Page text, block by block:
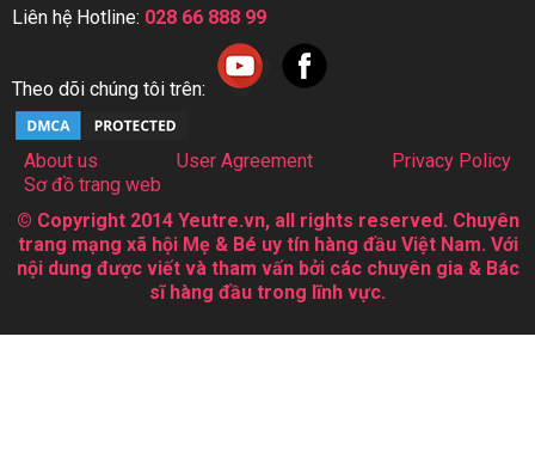
Liên hệ Hotline: 028 66 888 99
Theo dõi chúng tôi trên:
About us User Agreement
Privacy Policy
Sơ đồ trang web
© Copyright 2014 Yeutre.vn, all rights reserved. Chuyên
trang mạng xã hội Mẹ & Bé uy tín hàng đầu Việt Nam. Với
nội dung được viết và tham vấn bởi các chuyên gia & Bác
sĩ hàng đầu trong lĩnh vực.